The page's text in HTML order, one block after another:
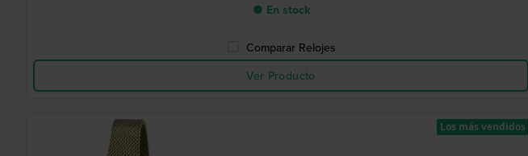
● En stock
Comparar Relojes
Ver Producto
Los más vendidos